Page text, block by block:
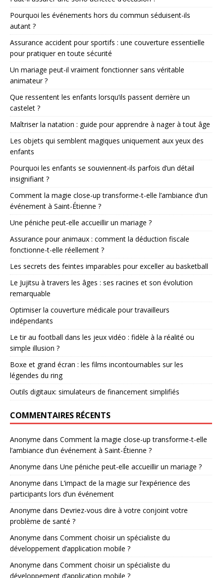
Pourquoi les événements hors du commun séduisent-ils
autant ?
Assurance accident pour sportifs : une couverture essentielle
pour pratiquer en toute sécurité
Un mariage peut-il vraiment fonctionner sans véritable
animateur ?
Que ressentent les enfants lorsqu’ils passent derrière un
castelet ?
Maîtriser la natation : guide pour apprendre à nager à tout âge
Les objets qui semblent magiques uniquement aux yeux des
enfants
Pourquoi les enfants se souviennent-ils parfois d’un détail
insignifiant ?
Comment la magie close-up transforme-t-elle l’ambiance d’un
événement à Saint-Étienne ?
Une péniche peut-elle accueillir un mariage ?
Assurance pour animaux : comment la déduction fiscale
fonctionne-t-elle réellement ?
Les secrets des feintes imparables pour exceller au basketball
Le Jujitsu à travers les âges : ses racines et son évolution
remarquable
Optimiser la couverture médicale pour travailleurs
indépendants
Le tir au football dans les jeux vidéo : fidèle à la réalité ou
simple illusion ?
Boxe et grand écran : les films incontournables sur les
légendes du ring
Outils digitaux: simulateurs de financement simplifiés
COMMENTAIRES RÉCENTS
Anonyme dans Comment la magie close-up transforme-t-elle
l’ambiance d’un événement à Saint-Étienne ?
Anonyme dans Une péniche peut-elle accueillir un mariage ?
Anonyme dans L’impact de la magie sur l’expérience des
participants lors d’un événement
Anonyme dans Devriez-vous dire à votre conjoint votre
problème de santé ?
Anonyme dans Comment choisir un spécialiste du
développement d’application mobile ?
Anonyme dans Comment choisir un spécialiste du
développement d’application mobile ?